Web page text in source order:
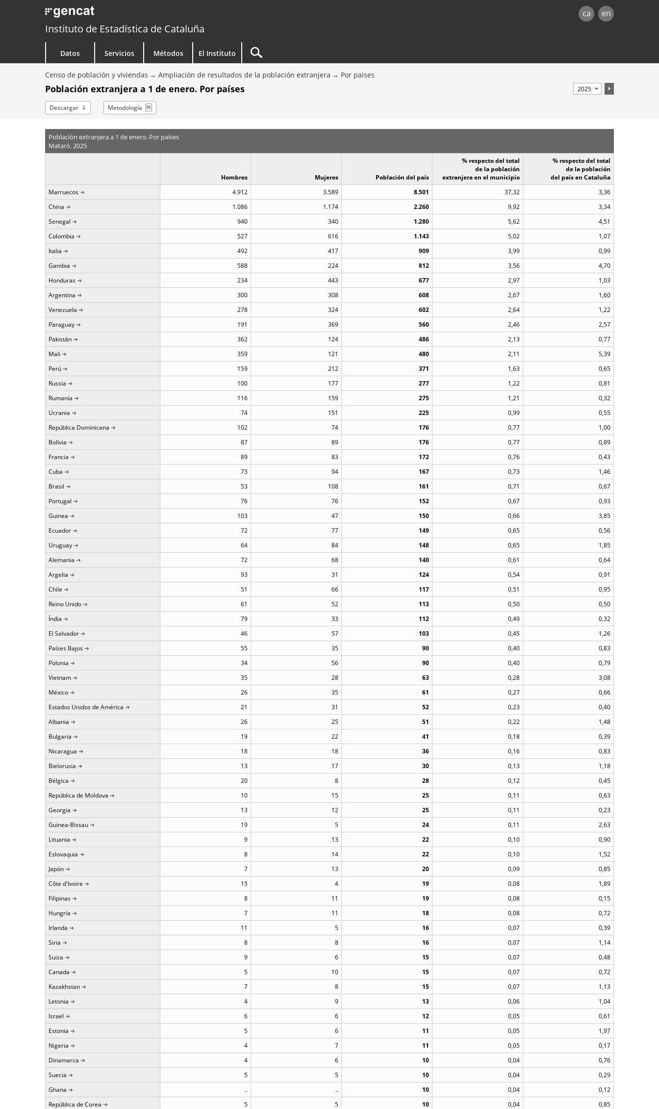
ca en
Instituto de Estadística de Cataluña
Datos Servicios Métodos El Instituto
Censo de población y viviendas Ampliación de resultados de la población extranjera Por paises
Población extranjera a 1 de enero. Por países
Descargar Metodología
Población extranjera a 1 de enero. Por países
Mataró. 2025
Hombres Mujeres Población del país
% respecto del total
de la población
extranjera en el municipio
% respecto del total
de la población
del país en Cataluña
Marruecos
4.912 3.589 8.501 37,32
3,36
China
1.086 1.174 2.260 9,92
3,34
Senegal
940 340 1.280 5,62
4,51
Colombia
527 616 1.143 5,02
1,07
Italia
492 417 909 3,99
0,99
Gambia
588 224 812 3,56
4,70
Honduras
234 443 677 2,97
1,03
Argentina
300 308 608 2,67
1,60
Venezuela
278 324 602 2,64
1,22
Paraguay
191 369 560 2,46
2,57
Pakistán
362 124 486 2,13
0,77
Mali
359 121 480 2,11
5,39
Perú
159 212 371 1,63
0,65
Russia
100 177 277 1,22
0,81
Rumanía
116 159 275 1,21
0,32
Ucrania
74 151 225 0,99
0,55
República Dominicana
102 74 176 0,77
1,00
Bolívia
87 89 176 0,77
0,89
Francia
89 83 172 0,76
0,43
Cuba
73 94 167 0,73
1,46
Brasil
53 108 161 0,71
0,67
Portugal
76 76 152 0,67
0,93
Guinea
103 47 150 0,66
3,85
Ecuador
72 77 149 0,65
0,56
Uruguay
64 84 148 0,65
1,85
Alemania
72 68 140 0,61
0,64
Argelia
93 31 124 0,54
0,91
Chile
51 66 117 0,51
0,95
Reino Unido
61 52 113 0,50
0,50
Índia
79 33 112 0,49
0,32
El Salvador
46 57 103 0,45
1,26
Países Bajos
55 35 90 0,40
0,83
Polonia
34 56 90 0,40
0,79
Vietnam
35 28 63 0,28
3,08
México
26 35 61 0,27
0,66
Estados Unidos de América
21 31 52 0,23
0,40
Albania
26 25 51 0,22
1,48
Bulgaria
19 22 41 0,18
0,39
Nicaragua
18 18 36 0,16
0,83
Bielorusia
13 17 30 0,13
1,18
Bélgica
20 8 28 0,12
0,45
República de Moldova
10 15 25 0,11
0,63
Georgia
13 12 25 0,11
0,23
Guinea-Bissau
19 5 24 0,11
2,63
Lituania
9 13 22 0,10
0,90
Eslovaquia
8 14 22 0,10
1,52
Japón
7 13 20 0,09
0,85
Côte d'Ivoire
15 4 19 0,08
1,89
Filipinas
8 11 19 0,08
0,15
Hungría
7 11 18 0,08
0,72
Irlanda
11 5 16 0,07
0,39
Siria
8 8 16 0,07
1,14
Suiza
9 6 15 0,07
0,48
Canada
5 10 15 0,07
0,72
Kazakhstan
7 8 15 0,07
1,13
Letonia
4 9 13 0,06
1,04
Israel
6 6 12 0,05
0,61
Estonia
5 6 11 0,05
1,97
Nigeria
4 7 11 0,05
0,17
Dinamarca
4 6 10 0,04
0,76
Suecia
5 5 10 0,04
0,29
Ghana
.. .. 10 0,04
0,12
República de Corea
5 5 10 0,04
0,85